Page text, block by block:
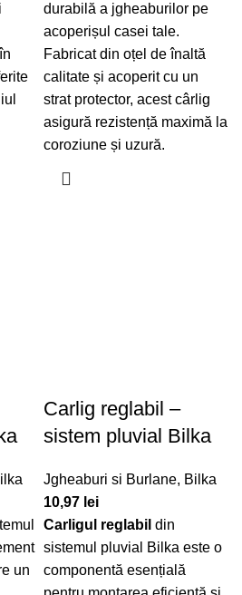
durabilă a jgheaburilor pe
acoperișul casei tale.
Fabricat din oțel de înaltă
calitate și acoperit cu un
strat protector, acest cârlig
asigură rezistență maximă la
coroziune și uzură.
un
Carlig reglabil –
sistem pluvial Bilka
Jgheaburi si Burlane, Bilka
10,97 lei
Carligul reglabil din
sistemul pluvial Bilka este o
componentă esențială